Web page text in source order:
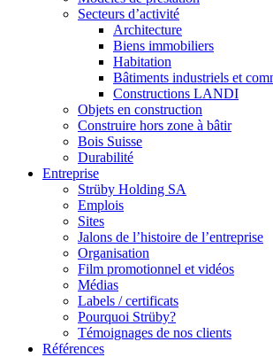
Secteurs d’activité
Architecture
Biens immobiliers
Habitation
Bâtiments industriels et
Constructions LANDI
Objets en construction
Construire hors zone à bâtir
Bois Suisse
Durabilité
Entreprise
Strüby Holding SA
Emplois
Sites
Jalons de l’histoire de l’entreprise
Organisation
Film promotionnel et vidéos
Médias
Labels / certificats
Pourquoi Strüby?
Témoignages de nos clients
Références